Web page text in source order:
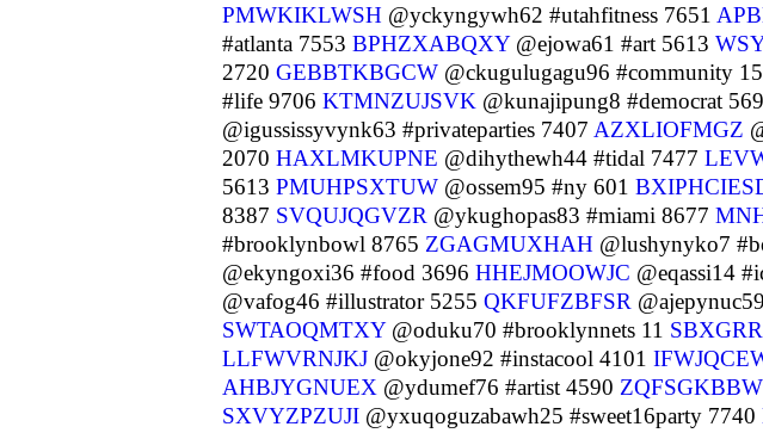
PMWKIKLWSH @yckyngywh62 #utahfitness 7651
#atlanta 7553 BPHZXABQXY@ejowa61 #art 5613
2720 GEBBTKBGCW @ckugulugagu96 #community
#life 9706 KTMNZUJSVK @kunajipung8 #democrat
@igussissyvynk63 #privateparties 7407 AZXLIOFMGZ
2070 HAXLMKUPNE @dihythewh44 #tidal 7477
5613 PMUHPSXTUW @ossem95 #ny 601
8387 SVQUJQGVZR @ykughopas83 #miami 8677
#brooklynbowl 8765 ZGAGMUXHAH @lushynyko7
@ekyngoxi36 #food 3696 HHEJMOOWJC @eqassi14
@vafog46 #illustrator 5255 QKFUFZBFSR
SWTAOQMTXY@oduku70 #brooklynnets 11
LLFWVRNJKJ @okyjone92 #instacool 4101
AHBJYGNUEX @ydumef76 #artist 4590
SXVYZPZUJI @yxuqoguzabawh25 #sweet16party 7740